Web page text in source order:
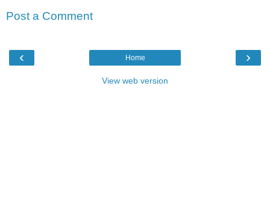
Post a Comment
‹ ›
Home
View web version